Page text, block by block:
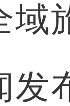
域
发